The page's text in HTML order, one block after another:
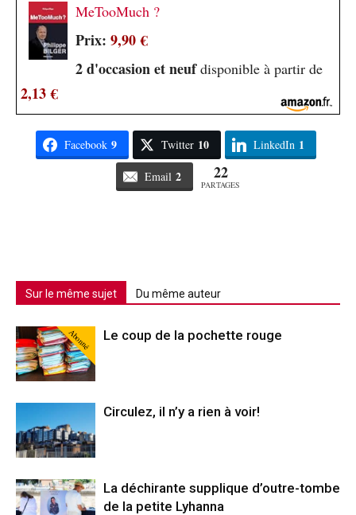
MeTooMuch ?
Prix: 9,90 €
2 d'occasion et neufdisponible à partir de
2,13 €
Facebook 9 Twitter 10 LinkedIn 1
Email 2 22
PARTAGES
Sur le même sujet Du même auteur
Abonné Le coup de la pochette rouge
Circulez, il n’y a rien à voir!
La déchirante supplique d’outre-tombe
de la petite Lyhanna